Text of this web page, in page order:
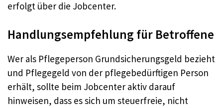
erfolgt über die Jobcenter.
Handlungsempfehlung für Betroffene
Wer als Pflegeperson Grundsicherungsgeld bezieht
und Pflegegeld von der pflegebedürftigen Person
erhält, sollte beim Jobcenter aktiv darauf
hinweisen, dass es sich um steuerfreie, nicht